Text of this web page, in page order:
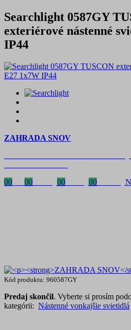
Searchlight 0587GY
exteriérové ​​nástenné
IP44
ZAHRADA SNOV
00
00 00 00
Kód produktu: 960587GY
Predaj skončil. Vyberte si prosím
kategórii: Nástenné vonkajšie svietidlá